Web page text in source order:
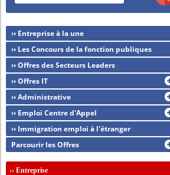
›› Entreprise à la une
›› Les Concours de la fonction publiques
›› Offres des Secteurs Leaders
›› Offres IT
›› Administrative
›› Emploi Centre d'Appel
›› Immigration emploi à l'étranger
Parcourir les Offres
››Entreprise